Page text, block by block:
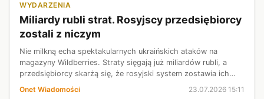
WYDARZENIA
Miliardy rubli strat. Rosyjscy przedsiębiorcy
zostali z niczym
Nie milkną echa spektakularnych ukraińskich ataków na
magazyny Wildberries. Straty sięgają już miliardów rubli, a
przedsiębiorcy skarżą się, że rosyjski system zostawia ich
praktycznie bez pomocy.
Onet Wiadomości 23.07.2026 15:11